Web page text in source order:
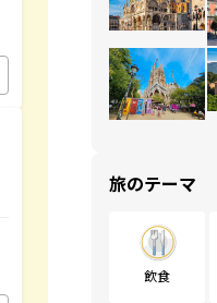
旅のテーマ
飲食